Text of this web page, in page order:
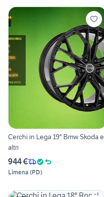
Cerchi in Lega 19" Bmw Skoda e
altri
944 €
Limena (PD)